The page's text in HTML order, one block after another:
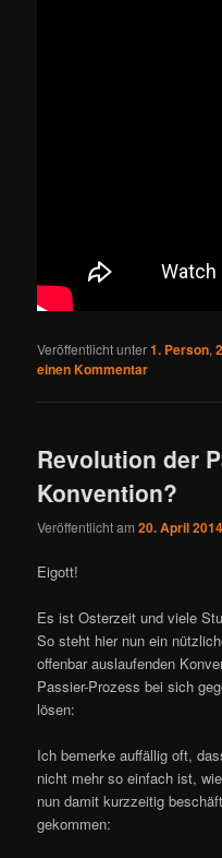
Veröffentlicht unter1. Person,
einen Kommentar
Revolution der
Konvention?
Veröffentlicht am20. April 2014
Eigott!
Es ist Osterzeit und viele
So steht hier nun ein
offenbar auslaufenden
Passier-Prozess bei sich
lösen:
Ich bemerke auffällig oft,
nicht mehr so einfach ist,
nun damit kurzzeitig
gekommen: